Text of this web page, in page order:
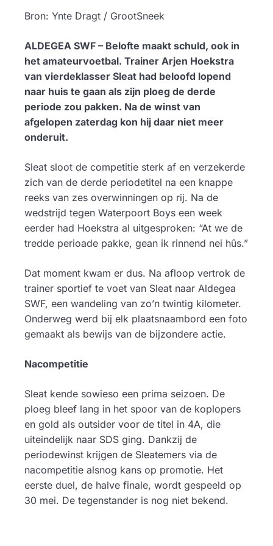
Bron: Ynte Dragt / GrootSneek
ALDEGEA SWF – Belofte maakt schuld, ook in
het amateurvoetbal. Trainer Arjen Hoekstra
van vierdeklasser Sleat had beloofd lopend
naar huis te gaan als zijn ploeg de derde
periode zou pakken. Na de winst van
afgelopen zaterdag kon hij daar niet meer
onderuit.
Sleat sloot de competitie sterk af en verzekerde
zich van de derde periodetitel na een knappe
reeks van zes overwinningen op rij. Na de
wedstrijd tegen Waterpoort Boys een week
eerder had Hoekstra al uitgesproken: “At we de
tredde perioade pakke, gean ik rinnend nei hûs.”
Dat moment kwam er dus. Na afloop vertrok de
trainer sportief te voet van Sleat naar Aldegea
SWF, een wandeling van zo’n twintig kilometer.
Onderweg werd bij elk plaatsnaambord een foto
gemaakt als bewijs van de bijzondere actie.
Nacompetitie
Sleat kende sowieso een prima seizoen. De
ploeg bleef lang in het spoor van de koplopers
en gold als outsider voor de titel in 4A, die
uiteindelijk naar SDS ging. Dankzij de
periodewinst krijgen de Sleatemers via de
nacompetitie alsnog kans op promotie. Het
eerste duel, de halve finale, wordt gespeeld op
30 mei. De tegenstander is nog niet bekend.